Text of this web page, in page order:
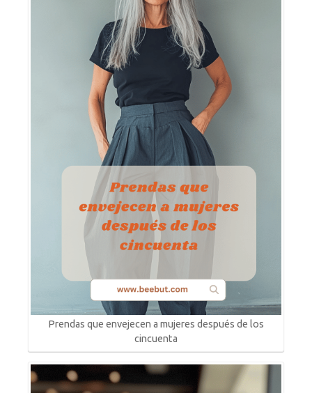
Prendas que envejecen a mujeres después de los
cincuenta